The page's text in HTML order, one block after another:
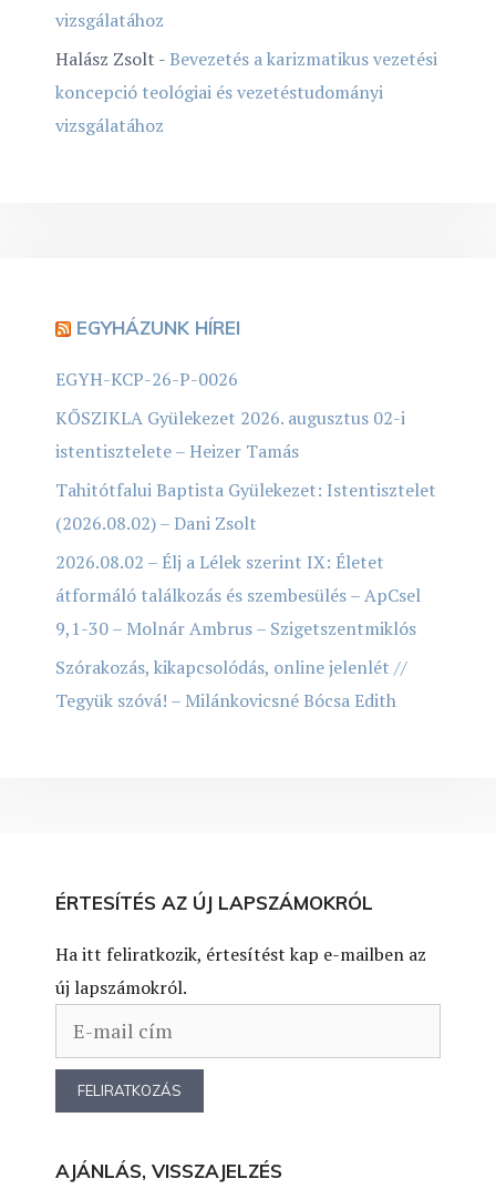
vizsgálatához
Halász Zsolt -Bevezetés a karizmatikus vezetési
koncepció teológiai és vezetéstudományi
vizsgálatához
EGYHÁZUNK HÍREI
EGYH-KCP-26-P-0026
KŐSZIKLA Gyülekezet 2026. augusztus 02-i
istentisztelete – Heizer Tamás
Tahitótfalui Baptista Gyülekezet: Istentisztelet
(2026.08.02) – Dani Zsolt
2026.08.02 – Élj a Lélek szerint IX: Életet
átformáló találkozás és szembesülés – ApCsel
9,1-30 – Molnár Ambrus – Szigetszentmiklós
Szórakozás, kikapcsolódás, online jelenlét //
Tegyük szóvá! – Milánkovicsné Bócsa Edith
ÉRTESÍTÉS AZ ÚJ LAPSZÁMOKRÓL
Ha itt feliratkozik, értesítést kap e-mailben az
új lapszámokról.
AJÁNLÁS, VISSZAJELZÉS